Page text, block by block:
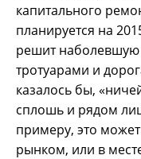
капитального
планируется на
решит
тротуарами и
казалось бы,
сплошь и рядом
примеру, это
рынком, или в